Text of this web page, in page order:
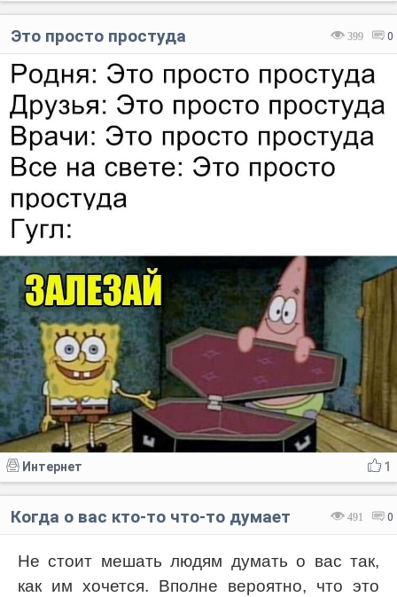
399 0
Это просто простуда
1
Интернет
491 0
Когда о вас кто-то что-то думает
Не стоит мешать людям думать o вас так,
как им хочется. Вполне вероятно, что это